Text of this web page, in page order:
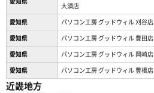
大須店
愛知県 パソコン工房 グッドウィル 刈谷店
愛知県
パソコン工房 グッドウィル 豊田店
愛知県
パソコン工房 グッドウィル 岡崎店
愛知県
パソコン工房 グッドウィル 豊橋店
近畿地方